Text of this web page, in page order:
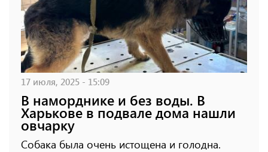
17 июля, 2025 - 15:09
В наморднике и без воды. В
Харькове в подвале дома нашли
овчарку
Собака была очень истощена и голодна.